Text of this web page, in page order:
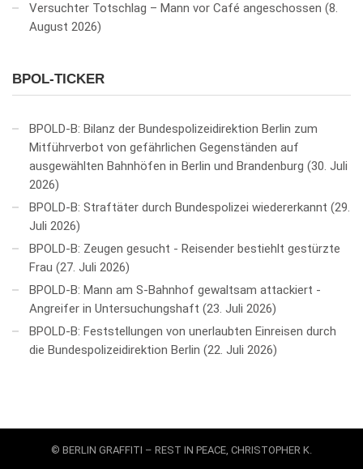
Versuchter Totschlag – Mann vor Café angeschossen 8.
August 2026
BPOL-TICKER
BPOLD-B: Bilanz der Bundespolizeidirektion Berlin zum
Mitführverbot von gefährlichen Gegenständen auf
ausgewählten Bahnhöfen in Berlin und Brandenburg 30. Juli
2026
BPOLD-B: Straftäter durch Bundespolizei wiedererkannt
29.
Juli 2026
BPOLD-B: Zeugen gesucht - Reisender bestiehlt gestürzte
Frau
27. Juli 2026
BPOLD-B: Mann am S-Bahnhof gewaltsam attackiert -
Angreifer in Untersuchungshaft
23. Juli 2026
BPOLD-B: Feststellungen von unerlaubten Einreisen durch
die Bundespolizeidirektion Berlin
22. Juli 2026
© BERLIN GRAFFITI – REST IN PEACE, CHRISTOPHER K.